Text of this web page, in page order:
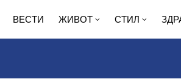
ВЕСТИ ЖИВОТ СТИЛ